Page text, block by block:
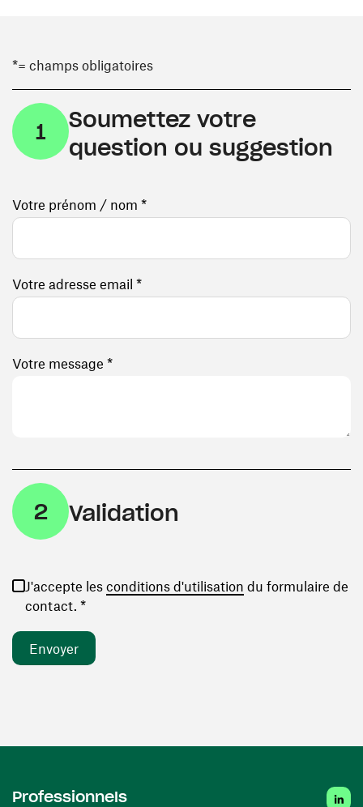
*= champs obligatoires
1
Soumettez votre
question ou suggestion
Votre prénom / nom *
Votre adresse email *
Votre message *
2 Validation
J'accepte les conditions d'utilisation (ouvre une
du formulaire de
contact. *
Professionnels